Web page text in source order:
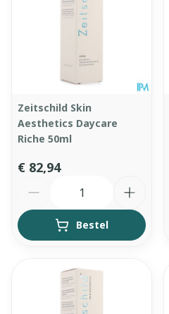
Zeitschild Skin
Aesthetics Daycare
Riche 50ml
€ 82,94
Bestel